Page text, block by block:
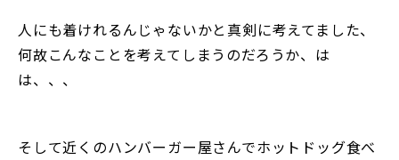
人にも着けれるんじゃないかと真剣に考えてました、
何故こんなことを考えてしまうのだろうか、は
は、、、
そして近くのハンバーガー屋さんでホットドッグ食べ